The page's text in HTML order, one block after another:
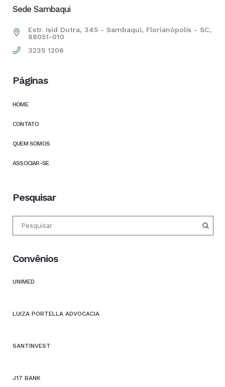
Sede Sambaqui
Estr. Isid Dutra, 345 - Sambaqui, Florianópolis - SC,
88051-010
3235 1206
Páginas
HOME
CONTATO
QUEM SOMOS
ASSOCIAR-SE
Pesquisar
Convênios
UNIMED
LUIZA PORTELLA ADVOCACIA
SANTINVEST
J17 BANK